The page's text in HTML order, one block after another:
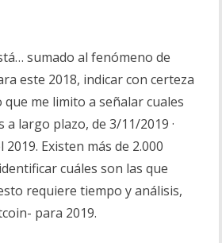
sumado al fenómeno de
este 2018, indicar con certeza
me limito a señalar cuales
largo plazo, de 3/11/2019 ·
Existen más de 2.000
cuáles son las que
requiere tiempo y análisis,
para 2019.